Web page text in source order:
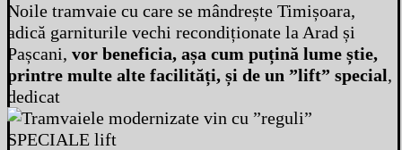
Noile tramvaie cu care se mândrește Timișoara,
adică garniturile vechi recondiționate la Arad și
Pașcani, vor beneficia, așa cum puțină lume știe,
printre multe alte facilități, și de un ”lift” special,
dedicat